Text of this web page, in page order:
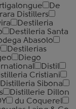
De
Distillers
Destileria
Destileria Santa
Abasolo
Destilerias
Diego
Distil
Cristiani
Distilleria Sibona
Distillerie Dillon
du Coquerel